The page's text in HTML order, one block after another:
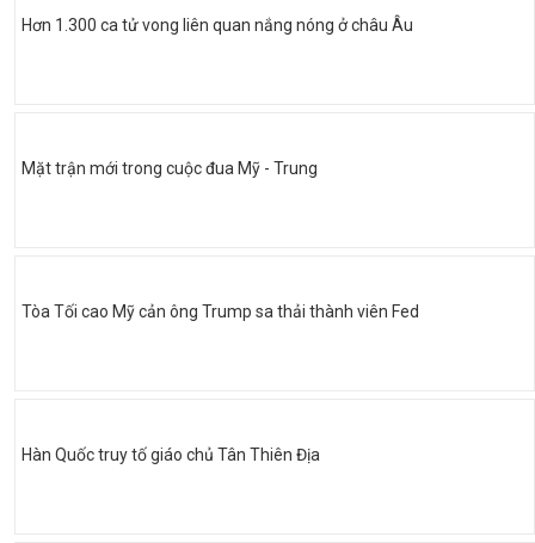
Hơn 1.300 ca tử vong liên quan nắng nóng ở châu Âu
Mặt trận mới trong cuộc đua Mỹ - Trung
Tòa Tối cao Mỹ cản ông Trump sa thải thành viên Fed
Hàn Quốc truy tố giáo chủ Tân Thiên Địa